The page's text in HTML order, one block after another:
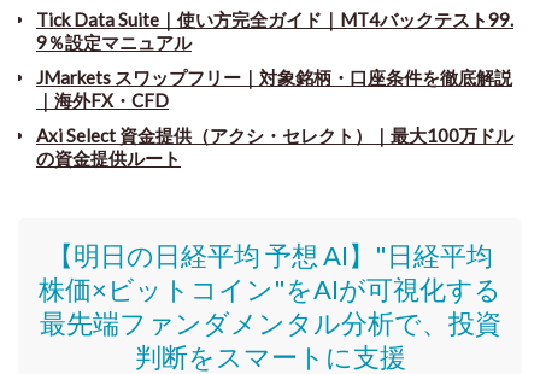
Tick Data Suite ｜ 使い方完全ガイド｜MT4バックテスト99.
9％設定マニュアル
JMarkets スワップフリー ｜ 対象銘柄・口座条件を徹底解説
｜海外FX・CFD
Axi Select 資金提供（アクシ・セレクト）｜最大100万ドル
の資金提供ルート
【明日の日経平均 予想 AI】"日経平均
株価×ビットコイン"をAIが可視化する
最先端ファンダメンタル分析で、投資
判断をスマートに支援